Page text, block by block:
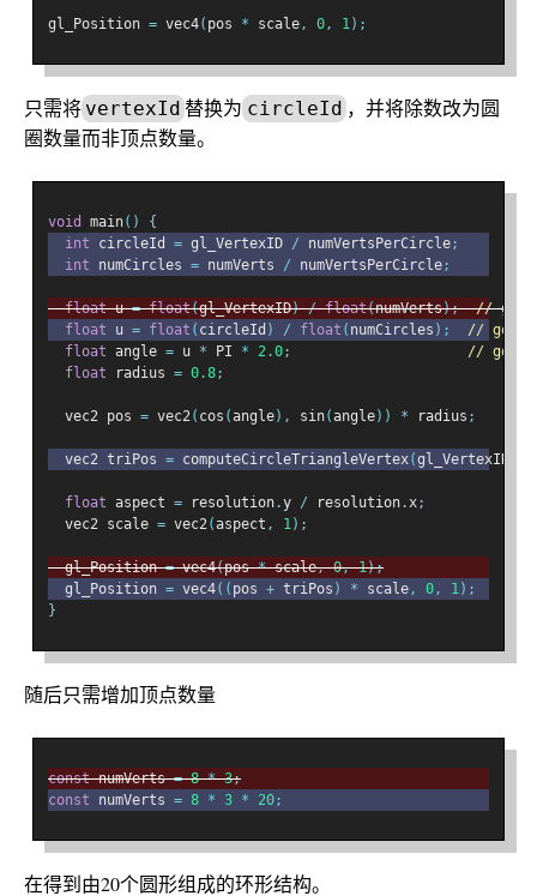
gl_Position = vec4( pos * scale, 0, 1);
只需将 vertexId 替换为 circleId，并将除数改为圆
圈数量而非顶点数量。
void main()
{
int circleId = gl_VertexID / numVertsPerCircle;
int numCircles = numVerts / numVertsPerCircle;
float u = float(gl_VertexID) / float(numVerts);
//
float u = float ( circleId ) / float ( numCircles );
// goes
float angle = u * PI * 2.0;
// goes
float radius = 0.8;
  vec2 pos
= vec2( cos (angle), sin(angle)) * radius ;
  vec2 triPos
= computeCircleTriangleVertex(gl_VertexID
float aspect = resolution.y / resolution.x;
  vec2 scale
= vec2(aspect , 1);
  gl_Position
= vec4(pos * scale, 0, 1);
  gl_Position
= vec4(( pos + triPos ) * scale, 0, 1);
}
随后只需增加顶点数量
const numVerts = 8 * 3;
const numVerts = 8 * 3 * 20;
在得到由20个圆形组成的环形结构。